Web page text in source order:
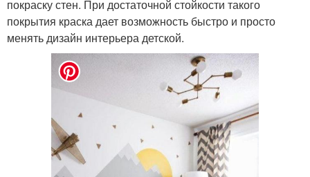
покраску стен. При достаточной стойкости такого
покрытия краска дает возможность быстро и просто
менять дизайн интерьера детской.